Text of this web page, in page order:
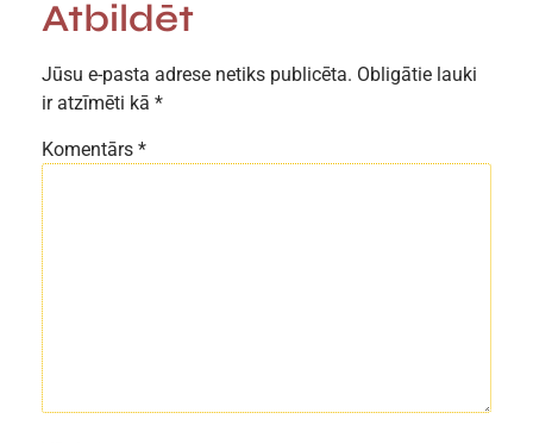
Atbildēt
Jūsu e-pasta adrese netiks publicēta. Obligātie lauki
ir atzīmēti kā *
Komentārs *